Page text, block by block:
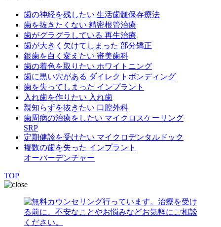
歯の神経を残したい 生活歯髄保存療法
歯を抜きたくない 精密根管治療
歯がグラグラしている 再生治療
歯が大きく欠けてしまった 部分矯正
銀歯を白く変えたい 審美歯科
歯の着色を取りたい ホワイトニング
歯に黒い穴がある ダイレクトボンディング
歯を失ってしまった インプラント
入れ歯を作りたい 入れ歯
親知らずを抜きたい 口腔外科
歯周病の治療をしたい マイクロスケーリング
SRP
定期健診を受けたい マイクロデンタルドック
複数の歯を失った インプラント
オーバーデンチャー
TOP